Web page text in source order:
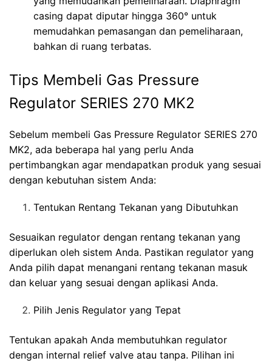
casing dapat diputar hingga 360° untuk
memudahkan pemasangan dan pemeliharaan,
bahkan di ruang terbatas.
Tips Membeli Gas Pressure
Regulator SERIES 270 MK2
Sebelum membeli Gas Pressure Regulator SERIES 270
MK2, ada beberapa hal yang perlu Anda
pertimbangkan agar mendapatkan produk yang sesuai
dengan kebutuhan sistem Anda:
Tentukan Rentang Tekanan yang Dibutuhkan
Sesuaikan regulator dengan rentang tekanan yang
diperlukan oleh sistem Anda. Pastikan regulator yang
Anda pilih dapat menangani rentang tekanan masuk
dan keluar yang sesuai dengan aplikasi Anda.
Pilih Jenis Regulator yang Tepat
Tentukan apakah Anda membutuhkan regulator
dengan internal relief valve atau tanpa. Pilihan ini